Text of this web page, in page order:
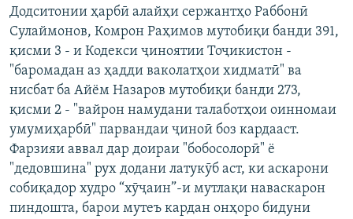
Додситонии ҳарбӣ алайҳи сержантҳо Раббонӣ
Сулаймонов, Комрон Раҳимов мутобиқи банди 391,
қисми 3 - и Кодекси ҷиноятии Тоҷикистон -
"баромадан аз ҳадди ваколатҳои хидматӣ" ва
нисбат ба Айём Назаров мутобиқи банди 273,
қисми 2 - "вайрон намудани талаботҳои оинномаи
умумиҳарбӣ" парвандаи ҷиноӣ боз кардааст.
Фарзияи аввал дар доираи "бобосолорӣ" ё
"дедовшина" рух додани латукӯб аст, ки аскарони
собиқадор худро “хӯҷаин”-и мутлақи наваскарон
пиндошта, барои мутеъ кардан онҳоро бидуни